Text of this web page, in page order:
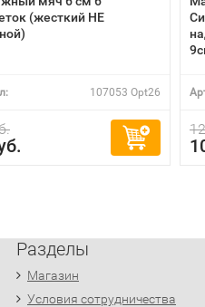
(жесткий НЕ
107053 Opt26
Разделы
Магазин
Условия сотрудничества